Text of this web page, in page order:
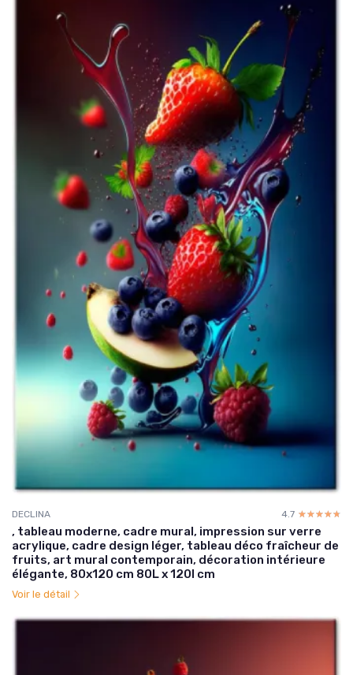
DECLINA 4.7 ☆☆☆☆☆
★★★★★
, tableau moderne, cadre mural, impression sur verre
acrylique, cadre design léger, tableau déco fraîcheur de
fruits, art mural contemporain, décoration intérieure
élégante, 80x120 cm 80L x 120l cm
Voir le détail